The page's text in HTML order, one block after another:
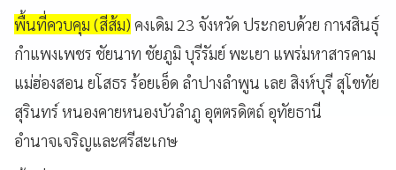
พื้นที่ควบคุม (สีส้ม) คงเดิม 23 จังหวัด ประกอบด้วย กาฬสินธุ์
กำแพงเพชร ชัยนาท ชัยภูมิ บุรีรัมย์ พะเยา แพร่มหาสารคาม
แม่ฮ่องสอน ยโสธร ร้อยเอ็ด ลำปางลำพูน เลย สิงห์บุรี สุโขทัย
สุรินทร์ หนองคายหนองบัวลำภู อุตตรดิตถ์ อุทัยธานี
อำนาจเจริญและศรีสะเกษ